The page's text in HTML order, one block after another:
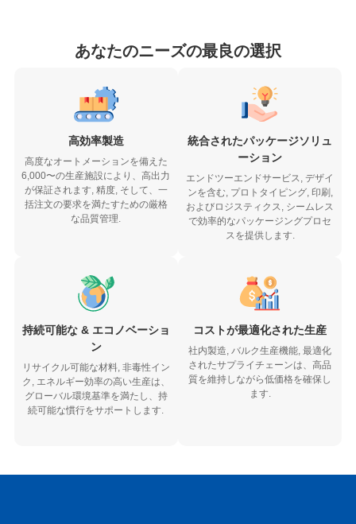
あなたのニーズの最良の選択
高効率製造
高度なオートメーションを備えた
6,000〜の生産施設により、高出力
が保証されます, 精度, そして、一
括注文の要求を満たすための厳格
な品質管理.
統合されたパッケージソリュ
ーション
エンドツーエンドサービス, デザイ
ンを含む, プロトタイピング, 印刷,
およびロジスティクス, シームレス
で効率的なパッケージングプロセ
スを提供します.
持続可能な & エコノベーショ
ン
リサイクル可能な材料, 非毒性イン
ク, エネルギー効率の高い生産は、
グローバル環境基準を満たし、持
続可能な慣行をサポートします.
コストが最適化された生産
社内製造, バルク生産機能, 最適化
されたサプライチェーンは、高品
質を維持しながら低価格を確保し
ます.